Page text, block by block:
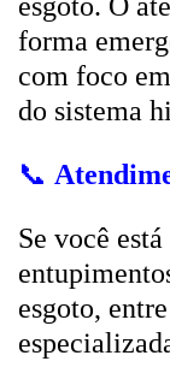
forma
com foco
do sistema
📞
Se você
esgoto,